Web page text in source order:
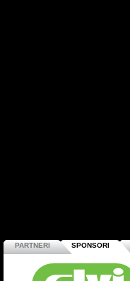
PARTNERI SPONSORI